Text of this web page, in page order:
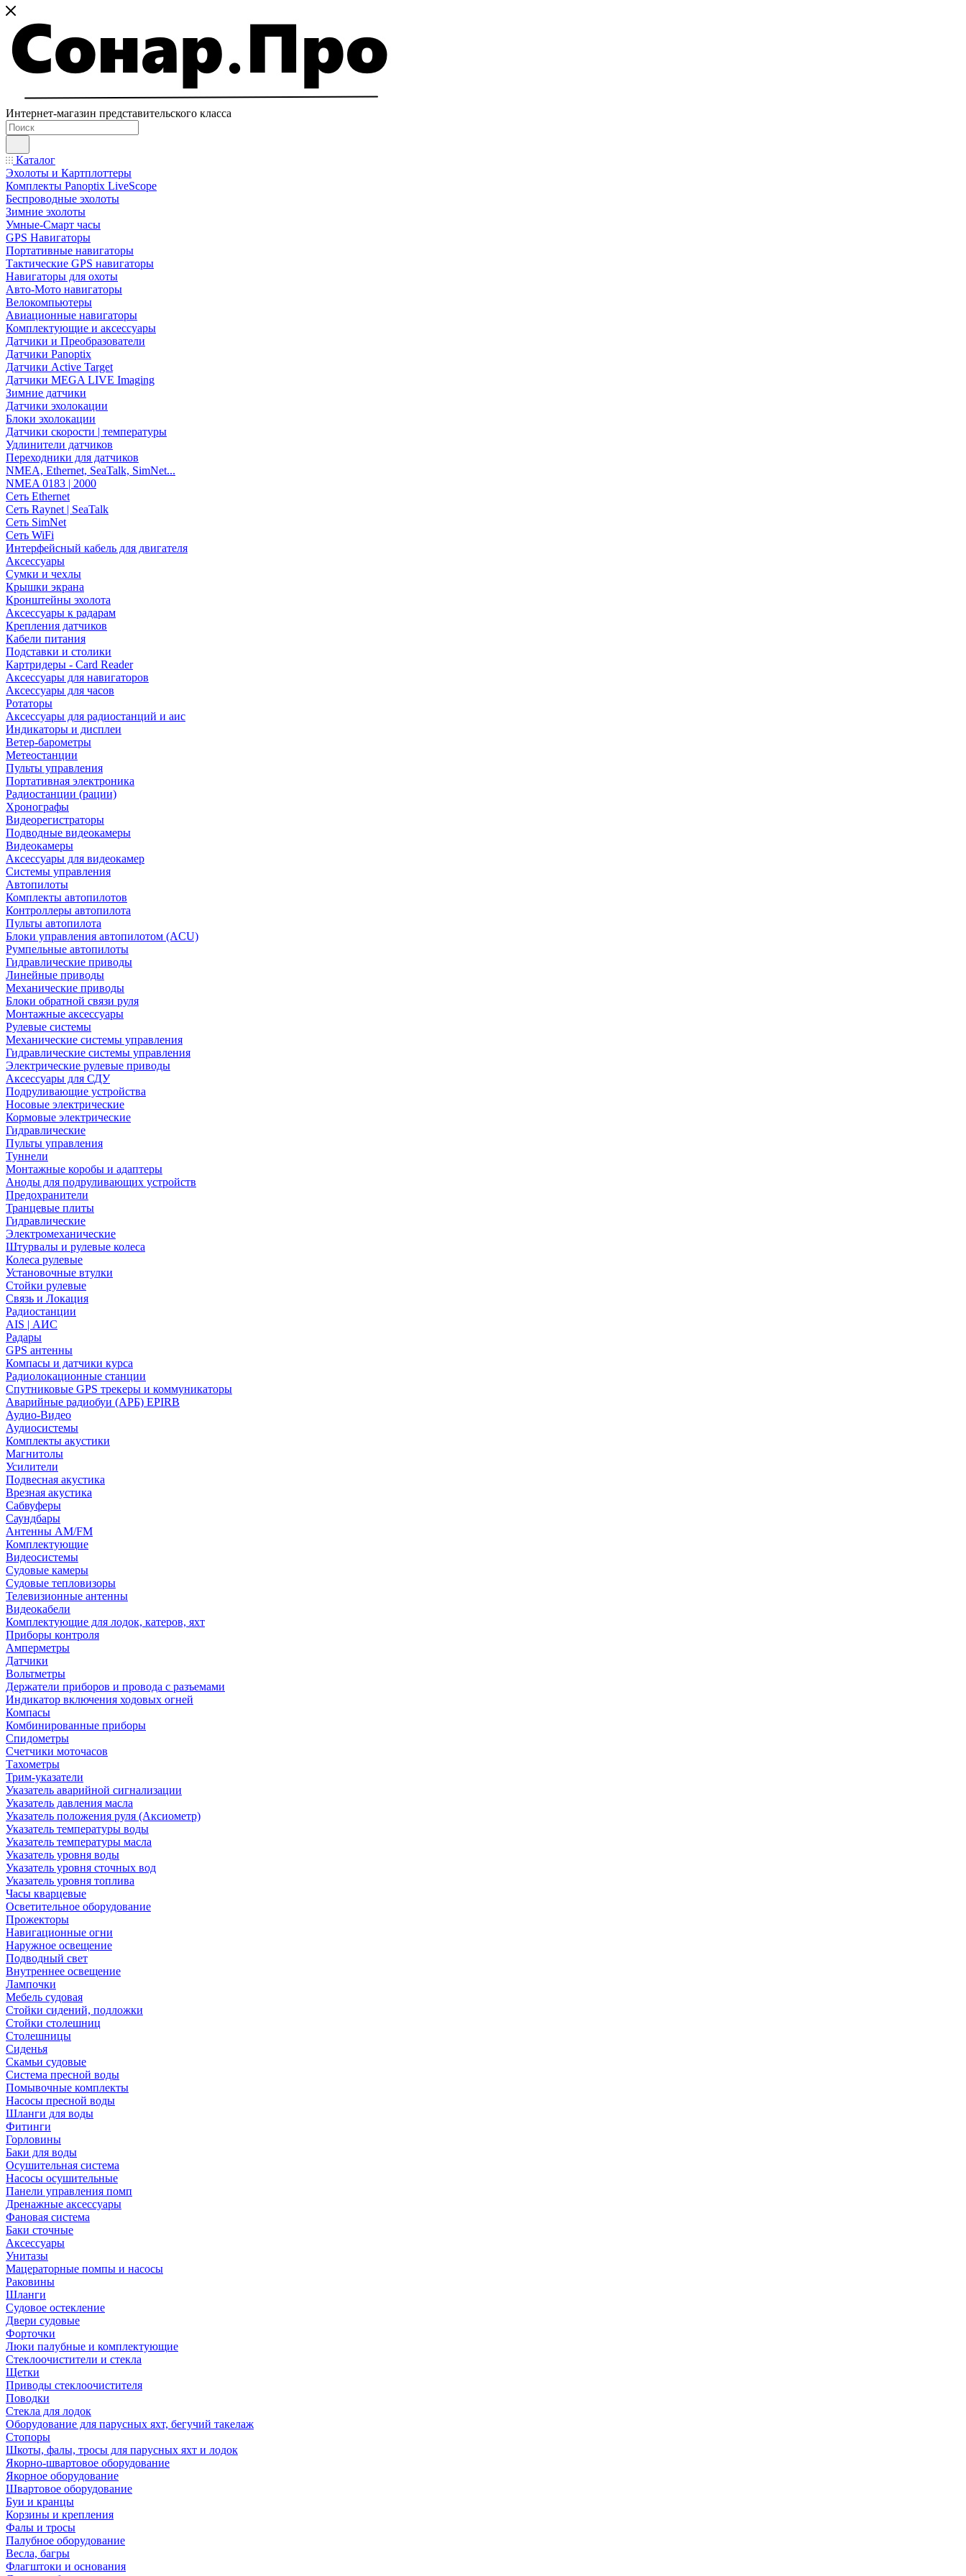
Интернет-магазин представительского класса
Каталог
Эхолоты и Картплоттеры
Комплекты Panoptix LiveScope
Беспроводные эхолоты
Зимние эхолоты
Умные-Смарт часы
GPS Навигаторы
Портативные навигаторы
Тактические GPS навигаторы
Навигаторы для охоты
Авто-Мото навигаторы
Велокомпьютеры
Авиационные навигаторы
Комплектующие и аксессуары
Датчики и Преобразователи
Датчики Panoptix
Датчики Active Target
Датчики MEGA LIVE Imaging
Зимние датчики
Датчики эхолокации
Блоки эхолокации
Датчики скорости | температуры
Удлинители датчиков
Переходники для датчиков
NMEA, Ethernet, SeaTalk, SimNet...
NMEA 0183 | 2000
Сеть Ethernet
Сеть Raynet | SeaTalk
Сеть SimNet
Сеть WiFi
Интерфейсный кабель для двигателя
Аксессуары
Сумки и чехлы
Крышки экрана
Кронштейны эхолота
Аксессуары к радарам
Крепления датчиков
Кабели питания
Подставки и столики
Картридеры - Card Reader
Аксессуары для навигаторов
Аксессуары для часов
Ротаторы
Аксессуары для радиостанций и аис
Индикаторы и дисплеи
Ветер-барометры
Метеостанции
Пульты управления
Портативная электроника
Радиостанции (рации)
Хронографы
Видеорегистраторы
Подводные видеокамеры
Видеокамеры
Аксессуары для видеокамер
Системы управления
Автопилоты
Комплекты автопилотов
Контроллеры автопилота
Пульты автопилота
Блоки управления автопилотом (ACU)
Румпельные автопилоты
Гидравлические приводы
Линейные приводы
Механические приводы
Блоки обратной связи руля
Монтажные аксессуары
Рулевые системы
Механические системы управления
Гидравлические системы управления
Электрические рулевые приводы
Аксессуары для СДУ
Подруливающие устройства
Носовые электрические
Кормовые электрические
Гидравлические
Пульты управления
Туннели
Монтажные коробы и адаптеры
Аноды для подруливающих устройств
Предохранители
Транцевые плиты
Гидравлические
Электромеханические
Штурвалы и рулевые колеса
Колеса рулевые
Установочные втулки
Стойки рулевые
Связь и Локация
Радиостанции
AIS | АИС
Радары
GPS антенны
Компасы и датчики курса
Радиолокационные станции
Спутниковые GPS трекеры и коммуникаторы
Аварийные радиобуи (АРБ) EPIRB
Аудио-Видео
Аудиосистемы
Комплекты акустики
Магнитолы
Усилители
Подвесная акустика
Врезная акустика
Сабвуферы
Саундбары
Антенны AM/FM
Комплектующие
Видеосистемы
Судовые камеры
Cудовые тепловизоры
Телевизионные антенны
Видеокабели
Комплектующие для лодок, катеров, яхт
Приборы контроля
Амперметры
Датчики
Вольтметры
Держатели приборов и провода с разъемами
Индикатор включения ходовых огней
Компасы
Комбинированные приборы
Спидометры
Счетчики моточасов
Тахометры
Трим-указатели
Указатель аварийной сигнализации
Указатель давления масла
Указатель положения руля (Аксиометр)
Указатель температуры воды
Указатель температуры масла
Указатель уровня воды
Указатель уровня сточных вод
Указатель уровня топлива
Часы кварцевые
Осветительное оборудование
Прожекторы
Навигационные огни
Наружное освещение
Подводный свет
Внутреннее освещение
Лампочки
Мебель судовая
Стойки сидений, подложки
Стойки столешниц
Столешницы
Сиденья
Скамьи судовые
Система пресной воды
Помывочные комплекты
Насосы пресной воды
Шланги для воды
Фитинги
Горловины
Баки для воды
Осушительная система
Насосы осушительные
Панели управления помп
Дренажные аксессуары
Фановая система
Баки сточные
Аксессуары
Унитазы
Мацераторные помпы и насосы
Раковины
Шланги
Судовое остекление
Двери судовые
Форточки
Люки палубные и комплектующие
Стеклоочистители и стекла
Щетки
Приводы стеклоочистителя
Поводки
Стекла для лодок
Оборудование для парусных яхт, бегучий такелаж
Стопоры
Шкоты, фалы, тросы для парусных яхт и лодок
Якорно-швартовое оборудование
Якорное оборудование
Швартовое оборудование
Буи и кранцы
Корзины и крепления
Фалы и тросы
Палубное оборудование
Весла, багры
Флагштоки и основания